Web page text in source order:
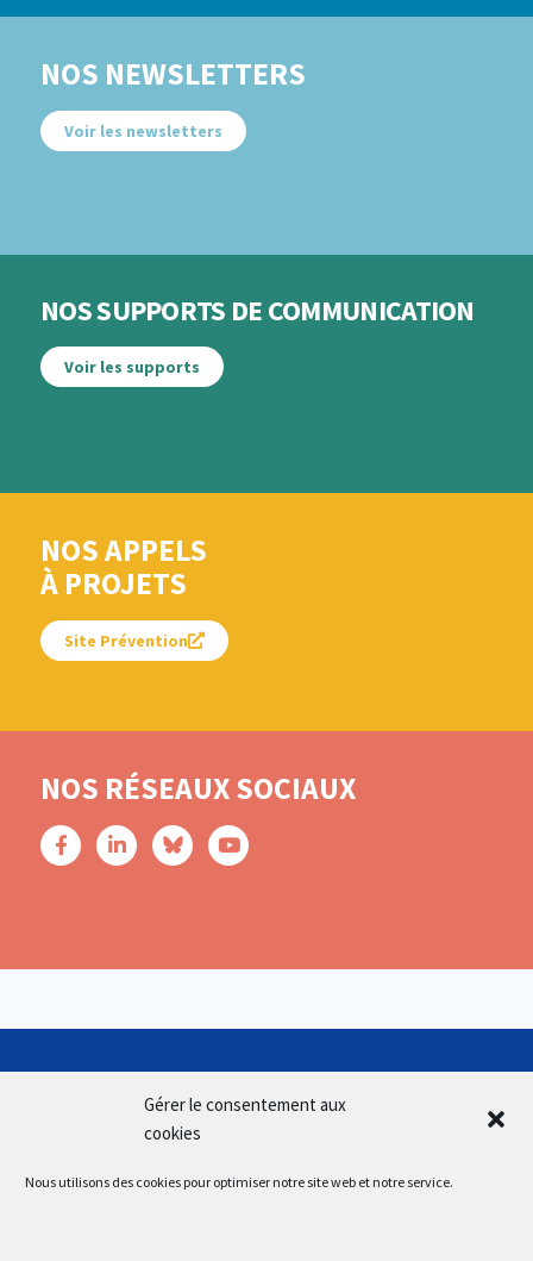
Gérer le consentement aux
cookies
Nous utilisons des cookies pour optimiser notre site web et notre service.
NOS NEWSLETTERS
Voir les newsletters
NOS SUPPORTS DE COMMUNICATION
Voir les supports
NOS APPELS
À PROJETS
Site Prévention
NOS RÉSEAUX SOCIAUX